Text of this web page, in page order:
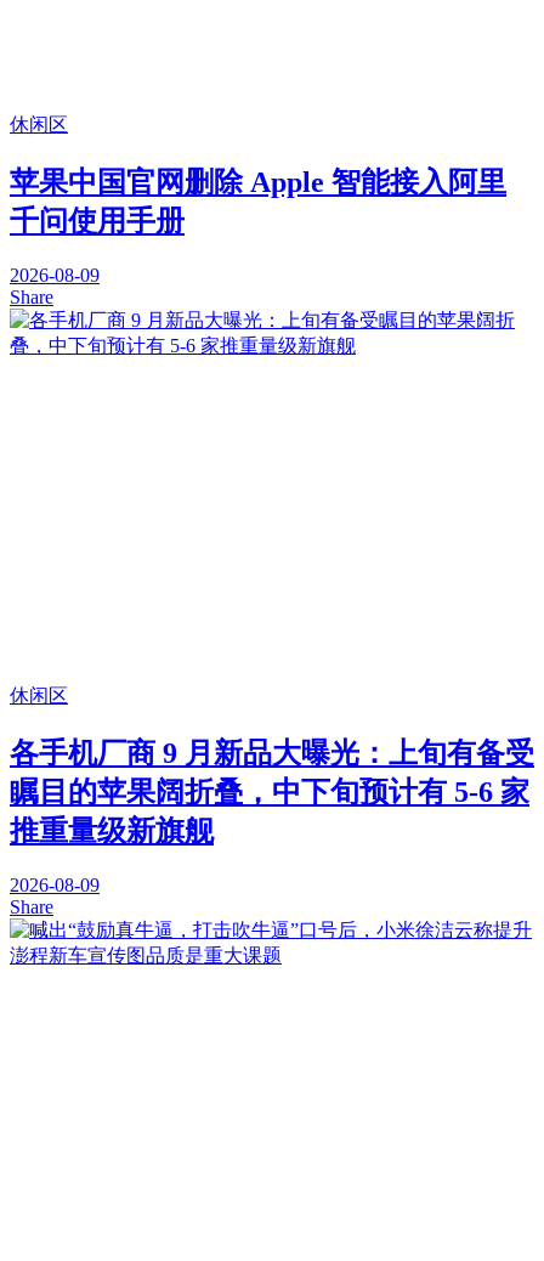
休闲区
苹果中国官网删除 Apple 智能接入阿里
千问使用手册
2026-08-09
Share
休闲区
各手机厂商 9 月新品大曝光：上旬有备受
瞩目的苹果阔折叠，中下旬预计有 5-6 家
推重量级新旗舰
2026-08-09
Share